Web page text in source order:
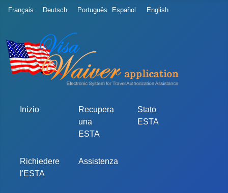
Seleziona la tua lingua
Français Deutsch Português Español English
Inizio
Recupera
una
ESTA
Stato
ESTA
Richiedere
l'ESTA
Assistenza